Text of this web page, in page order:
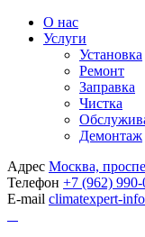
О нас
Услуги
Установка
Ремонт
Заправка
Чистка
Демонтаж
Адрес Москва,
Телефон +7 (962)
E-mail climatexpert-